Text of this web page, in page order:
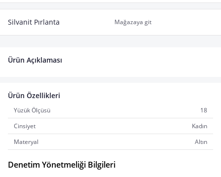
Silvanit Pırlanta Mağazaya git
Ürün Açıklaması
Ürün Özellikleri
Yüzük Ölçüsü
18
Cinsiyet
Kadın
Materyal
Altın
Denetim Yönetmeliği Bilgileri